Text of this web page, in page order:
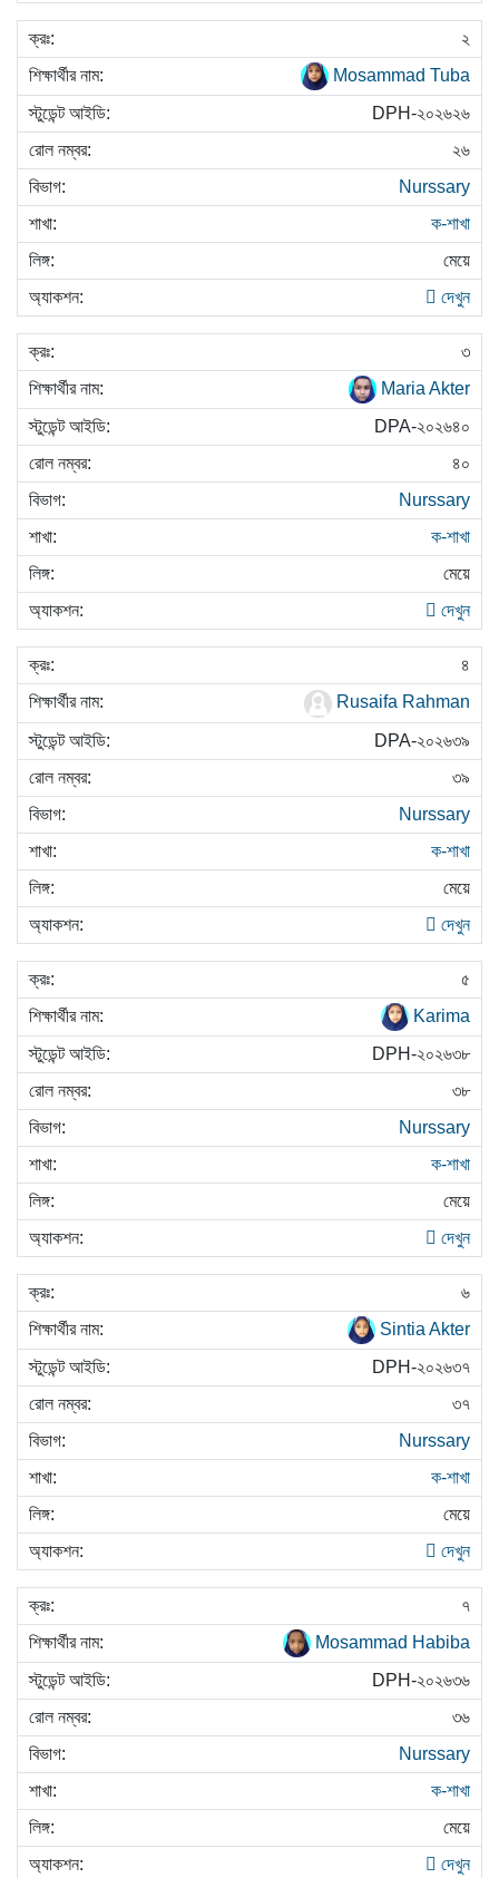
২
Mosammad Tuba
DPH-২০২৬২৬
২৬
Nurssary
ক-শাখা
মেয়ে
দেখুন
৩
Maria Akter
DPA-২০২৬৪০
৪০
Nurssary
ক-শাখা
মেয়ে
দেখুন
৪
Rusaifa Rahman
DPA-২০২৬৩৯
৩৯
Nurssary
ক-শাখা
মেয়ে
দেখুন
৫
Karima
DPH-২০২৬৩৮
৩৮
Nurssary
ক-শাখা
মেয়ে
দেখুন
৬
Sintia Akter
DPH-২০২৬৩৭
৩৭
Nurssary
ক-শাখা
মেয়ে
দেখুন
৭
Mosammad Habiba
DPH-২০২৬৩৬
৩৬
Nurssary
ক-শাখা
মেয়ে
দেখুন